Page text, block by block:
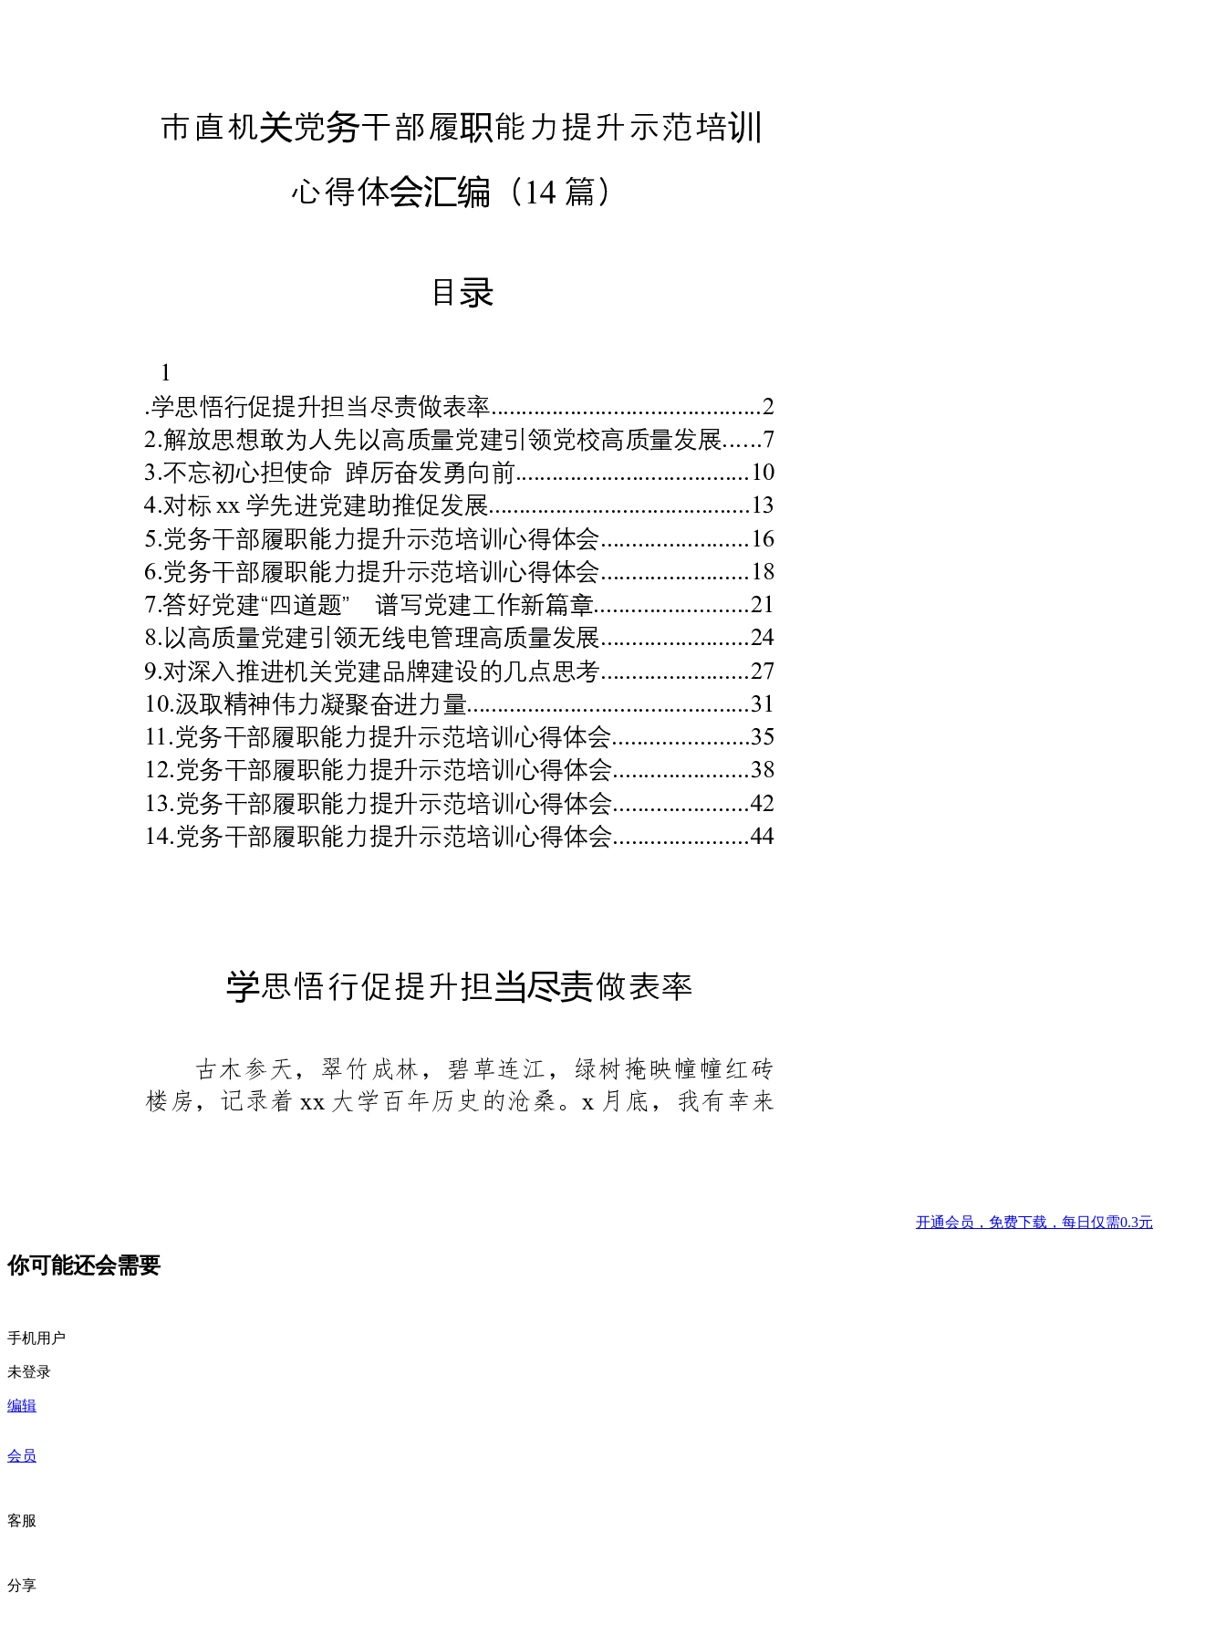
开通会员，免费下载，每日仅需0.3元
你可能还会需要
手机用户
未登录
编辑
会员
客服
分享